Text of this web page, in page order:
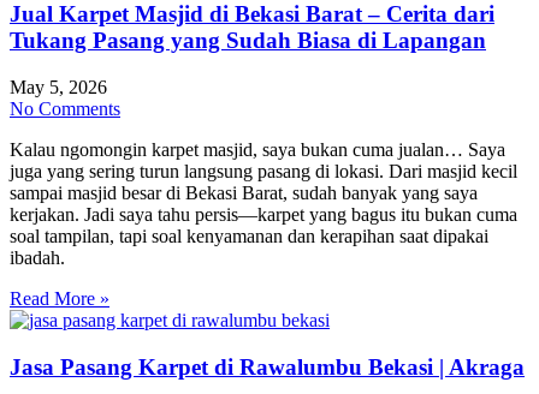
Jual Karpet Masjid di Bekasi Barat – Cerita dari
Tukang Pasang yang Sudah Biasa di Lapangan
May 5, 2026
No Comments
Kalau ngomongin karpet masjid, saya bukan cuma jualan… Saya
juga yang sering turun langsung pasang di lokasi. Dari masjid kecil
sampai masjid besar di Bekasi Barat, sudah banyak yang saya
kerjakan. Jadi saya tahu persis—karpet yang bagus itu bukan cuma
soal tampilan, tapi soal kenyamanan dan kerapihan saat dipakai
ibadah.
Read More »
Jasa Pasang Karpet di Rawalumbu Bekasi | Akraga